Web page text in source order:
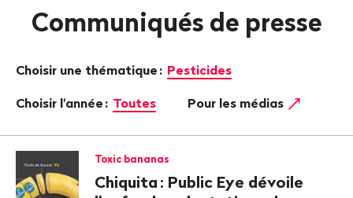
Communiqués de presse
Choisir une thématique : Pesticides
Choisir l'année : Toutes Pour les médias
Toxic bananas
Chiquita : Public Eye dévoile